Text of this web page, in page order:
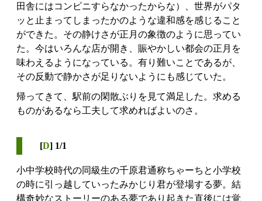
田舎にはコンビニすらなかったからな）、世界がパタ
ッと止まってしまったかのような違和感を感じること
ができた。その静けさが正月の象徴のように思ってい
た。今はいろんな店が開き、賑やかしい都会の正月を
味わえるようになっている。有り難いことであるが、
その反動で静かさが足りないようにも感じていた。
帰ってきて、駅前の閑散ぶりを見て満足した。求める
ものがあるなら工夫して求めればよいのさ。
[D] 1/1
小中学校時代の同級生の千原君通称ちゃーちと小学校
の時に引っ越していったみかじり君が登場する夢。結
構奇妙なストーリーのある夢であり起きた直後には覚